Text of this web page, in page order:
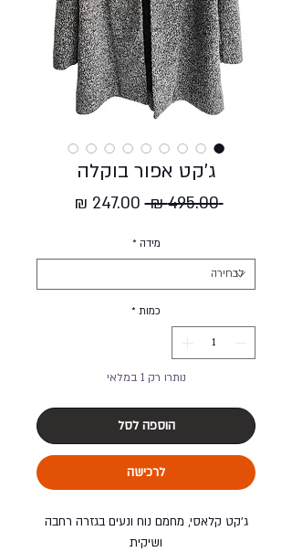
ג'קט אפור בוקלה
‏495.00 ‏₪
מחיר
מידה *
כמות *
נותרו רק 1 במלאי
הוספה לסל
לרכישה
ג'קט קלאסי, מחמם נוח ונעים בגזרה רחבה
ושיקית